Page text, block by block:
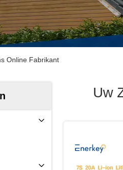
Online Fabrikant
Uw